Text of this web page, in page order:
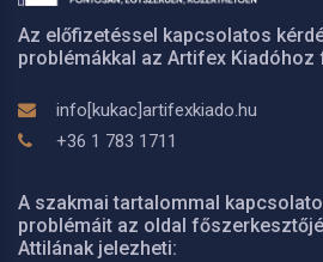
Az előfizetéssel kapcsolatos
problémákkal az Artifex Kiadóhoz
info[kukac]artifexkiado.hu
+36 1 783 1711
A szakmai tartalommal
problémáit az oldal
Attilának jelezheti: